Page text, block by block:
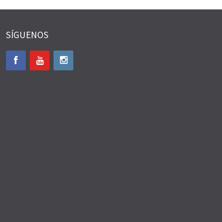
SÍGUENOS